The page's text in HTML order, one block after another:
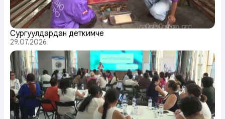
Сургуулдардан деткимче
29.07.2026